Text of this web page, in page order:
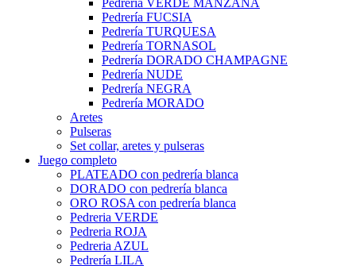
Pedrería VERDE MANZANA
Pedrería FUCSIA
Pedrería TURQUESA
Pedrería TORNASOL
Pedrería DORADO CHAMPAGNE
Pedrería NUDE
Pedrería NEGRA
Pedrería MORADO
Aretes
Pulseras
Set collar, aretes y pulseras
Juego completo
PLATEADO con pedrería blanca
DORADO con pedrería blanca
ORO ROSA con pedrería blanca
Pedreria VERDE
Pedreria ROJA
Pedreria AZUL
Pedrería LILA